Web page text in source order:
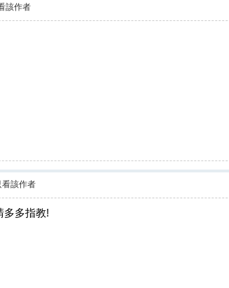
該作者
看該作者
多多指教!